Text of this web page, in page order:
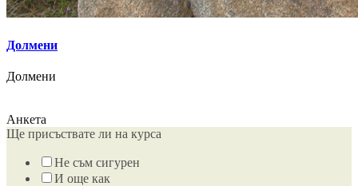
Долмени
Долмени
Анкета
Ще присъствате ли на курса
Не съм сигурен
И още как